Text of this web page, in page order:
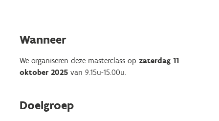
Wanneer
We organiseren deze masterclass op zaterdag 11
oktober 2025 van 9.15u-15.00u.
Doelgroep